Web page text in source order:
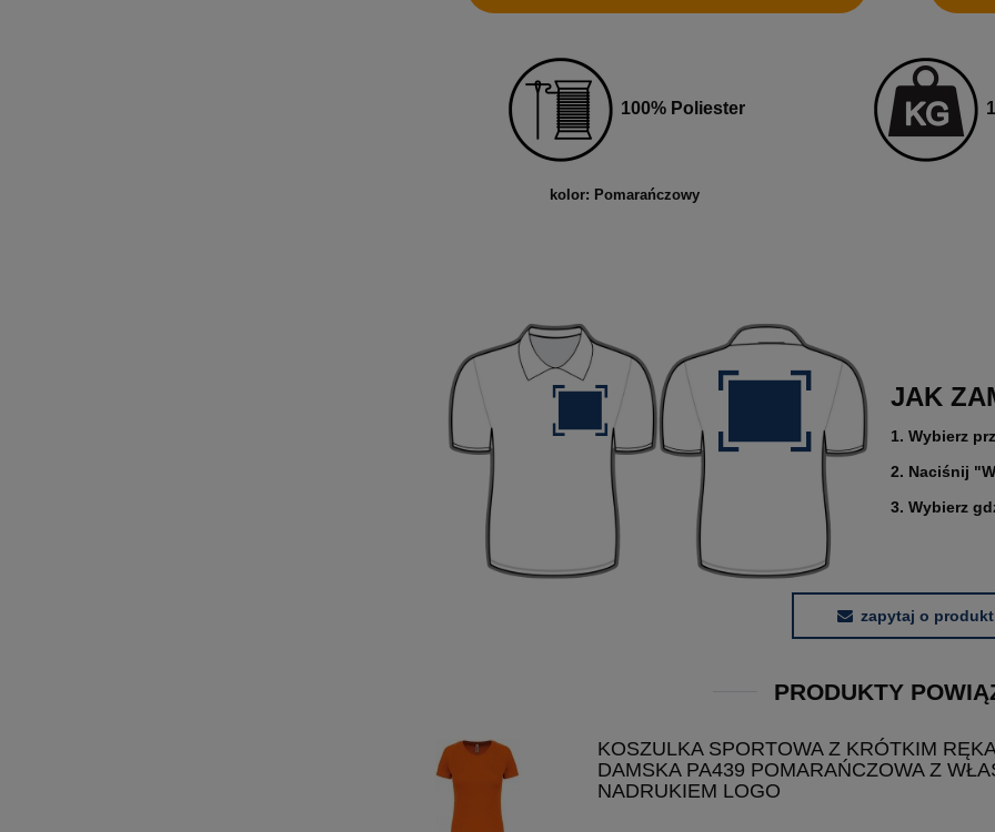
100% Poliester
kolor: Pomarańczowy
JAK
1. Wybierz
2. Naciśnij
3. Wybierz
zapytaj o produkt
PRODUKTY
KOSZULKA SPORTOWA Z KRÓTKIM
DAMSKA PA439 POMARAŃCZOWA Z
NADRUKIEM LOGO